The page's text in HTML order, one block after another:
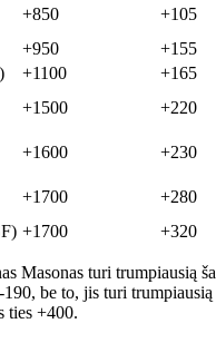
+850
+105
+950
+155
+1100
+165
+1500
+220
+1600
+230
+1700
+280
+1700 +320
Masonas turi trumpiausią
be to, jis turi trumpiausią
ties +400.